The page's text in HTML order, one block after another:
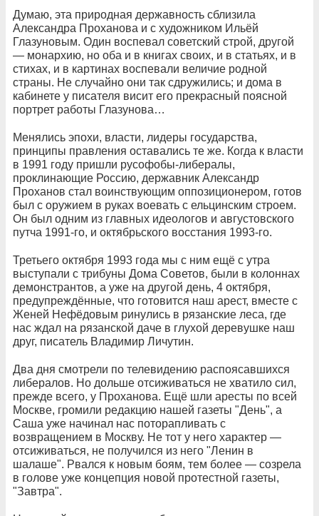
Думаю, эта природная державность сблизила
Александра Проханова и с художником Ильёй
Глазуновым. Один воспевал советский строй, другой
— монархию, но оба и в книгах своих, и в статьях, и в
стихах, и в картинах воспевали величие родной
страны. Не случайно они так сдружились; и дома в
кабинете у писателя висит его прекрасный поясной
портрет работы Глазунова…
Менялись эпохи, власти, лидеры государства,
принципы правления оставались те же. Когда к власти
в 1991 году пришли русофобы-либералы,
проклинающие Россию, державник Александр
Проханов стал воинствующим оппозиционером, готов
был с оружием в руках воевать с ельцинским строем.
Он был одним из главных идеологов и августовского
путча 1991-го, и октябрьского восстания 1993-го.
Третьего октября 1993 года мы с ним ещё с утра
выступали с трибуны Дома Советов, были в колоннах
демонстрантов, а уже на другой день, 4 октября,
предупреждённые, что готовится наш арест, вместе с
Женей Нефёдовым ринулись в рязанские леса, где
нас ждал на рязанской даче в глухой деревушке наш
друг, писатель Владимир Личутин.
Два дня смотрели по телевидению распоясавшихся
либералов. Но дольше отсиживаться не хватило сил,
прежде всего, у Проханова. Ещё шли аресты по всей
Москве, громили редакцию нашей газеты "День", а
Саша уже начинал нас поторапливать с
возвращением в Москву. Не тот у него характер —
отсиживаться, не получился из него "Ленин в
шалаше". Рвался к новым боям, тем более — созрела
в голове уже концепция новой протестной газеты,
"Завтра".